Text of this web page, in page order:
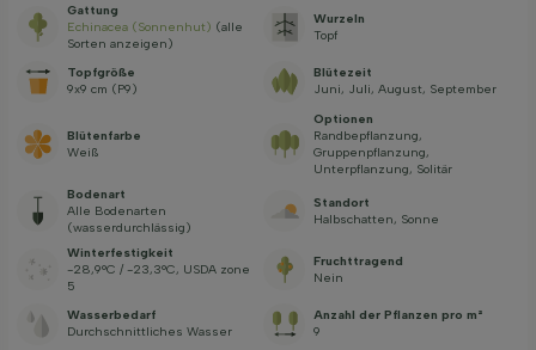
Gattung
Echinacea (Sonnenhut) (alle
Sorten anzeigen)
Wurzeln
Topf
Topfgröße
9x9 cm (P9)
Blütezeit
Juni, Juli, August, September
Blütenfarbe
Weiß
Optionen
Randbepflanzung,
Gruppenpflanzung,
Unterpflanzung, Solitär
Bodenart
Alle Bodenarten
(wasserdurchlässig)
Standort
Halbschatten, Sonne
Winterfestigkeit
-28,9°C / -23,3°C, USDA zone
5
Fruchttragend
Nein
Wasserbedarf
Durchschnittliches Wasser
Anzahl der Pflanzen pro m²
9